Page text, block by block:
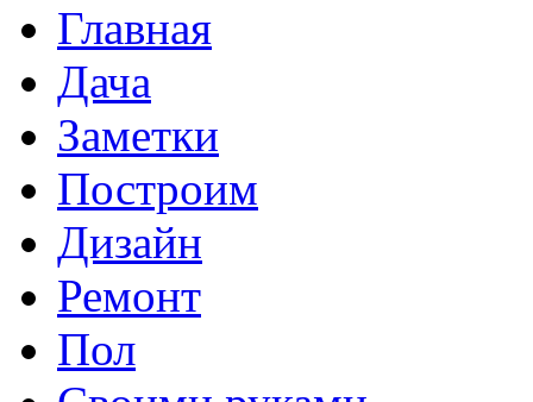
Главная
Дача
Заметки
Построим
Дизайн
Ремонт
Пол